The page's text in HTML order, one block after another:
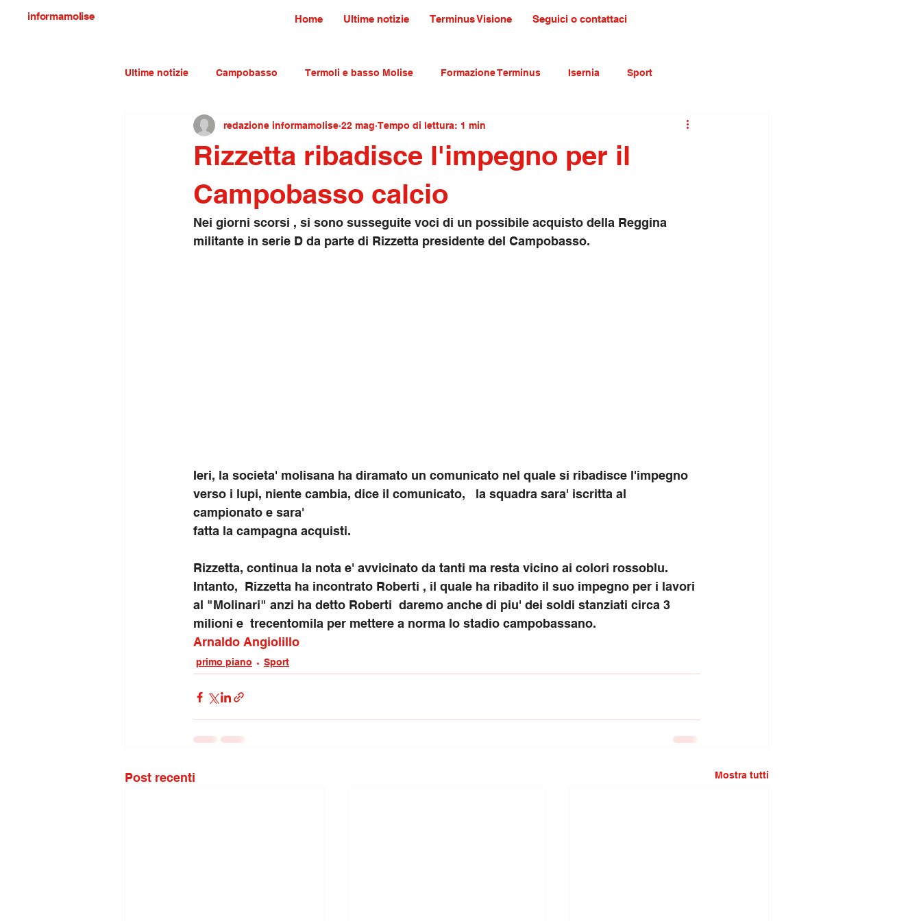
informamolise Home Ultime notizie Terminus Visione Seguici o contattaci
Ultime notizie Campobasso Termoli e basso Molise Formazione Terminus Isernia Sport
Economia e lavoro Molise cultura tradizioni e turismo primo piano
Rizzetta ribadisce l'impegno per il
Campobasso calcio
redazione informamolise 22 mag Tempo di lettura: 1 min
Nei giorni scorsi , si sono susseguite voci di un possibile acquisto della Reggina
militante in serie D da parte di Rizzetta presidente del Campobasso.
Ieri, la societa' molisana ha diramato un comunicato nel quale si ribadisce l'impegno
verso i lupi, niente cambia, dice il comunicato,   la squadra sara' iscritta al
campionato e sara'
fatta la campagna acquisti.
Rizzetta, continua la nota e' avvicinato da tanti ma resta vicino ai colori rossoblu.
Intanto,  Rizzetta ha incontrato Roberti , il quale ha ribadito il suo impegno per i lavori
al "Molinari" anzi ha detto Roberti  daremo anche di piu' dei soldi stanziati circa 3
milioni e  trecentomila per mettere a norma lo stadio campobassano.
Arnaldo Angiolillo
primo piano Sport
Post recenti Mostra tutti